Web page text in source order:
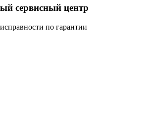
сервисный центр
по гарантии